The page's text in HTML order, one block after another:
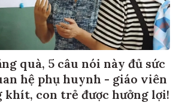
quà, 5 câu nói này đủ sức
hệ phụ huynh - giáo viên
khít, con trẻ được hưởng lợi!